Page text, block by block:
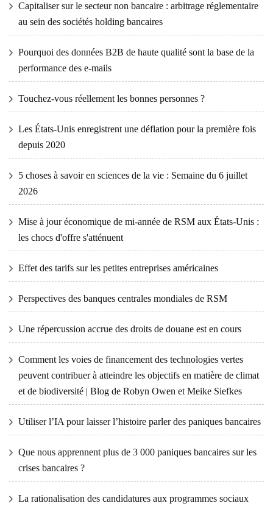
Capitaliser sur le secteur non bancaire : arbitrage réglementaire
au sein des sociétés holding bancaires
Pourquoi des données B2B de haute qualité sont la base de la
performance des e-mails
Touchez-vous réellement les bonnes personnes ?
Les États-Unis enregistrent une déflation pour la première fois
depuis 2020
5 choses à savoir en sciences de la vie : Semaine du 6 juillet
2026
Mise à jour économique de mi-année de RSM aux États-Unis :
les chocs d'offre s'atténuent
Effet des tarifs sur les petites entreprises américaines
Perspectives des banques centrales mondiales de RSM
Une répercussion accrue des droits de douane est en cours
Comment les voies de financement des technologies vertes
peuvent contribuer à atteindre les objectifs en matière de climat
et de biodiversité | Blog de Robyn Owen et Meike Siefkes
Utiliser l’IA pour laisser l’histoire parler des paniques bancaires
Que nous apprennent plus de 3 000 paniques bancaires sur les
crises bancaires ?
La rationalisation des candidatures aux programmes sociaux